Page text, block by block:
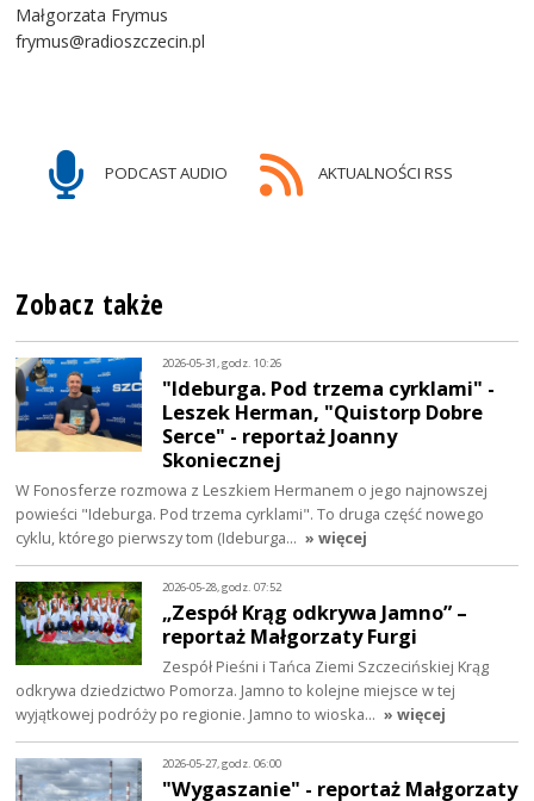
Małgorzata Frymus
frymus@radioszczecin.pl
PODCAST AUDIO AKTUALNOŚCI RSS
Zobacz także
2026-05-31, godz. 10:26
"Ideburga. Pod trzema cyrklami" -
Leszek Herman, "Quistorp Dobre
Serce" - reportaż Joanny
Skoniecznej
W Fonosferze rozmowa z Leszkiem Hermanem o jego najnowszej
powieści "Ideburga. Pod trzema cyrklami". To druga część nowego
cyklu, którego pierwszy tom (Ideburga… » więcej
2026-05-28, godz. 07:52
„Zespół Krąg odkrywa Jamno” –
reportaż Małgorzaty Furgi
Zespół Pieśni i Tańca Ziemi Szczecińskiej Krąg
odkrywa dziedzictwo Pomorza. Jamno to kolejne miejsce w tej
wyjątkowej podróży po regionie. Jamno to wioska… » więcej
2026-05-27, godz. 06:00
"Wygaszanie" - reportaż Małgorzaty